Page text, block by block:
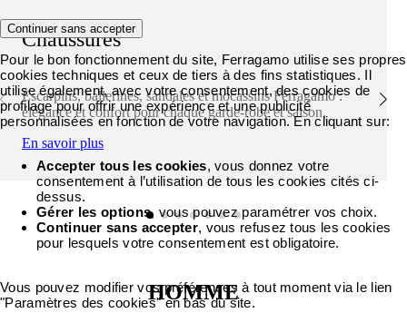
Chaussures
Escarpins, ballerines, sandales et mocassins Ferragamo :
élégance et confort pour chaque garde-robe et saison.
En savoir plus
HOMME
Continuer sans accepter
Pour le bon fonctionnement du site, Ferragamo utilise ses propres
cookies techniques et ceux de tiers à des fins statistiques. Il
utilise également, avec votre consentement, des cookies de
profilage pour offrir une expérience et une publicité
personnalisées en fonction de votre navigation. En cliquant sur:
Accepter tous les cookies, vous donnez votre
consentement à l’utilisation de tous les cookies cités ci-
dessus.
Gérer les options, vous pouvez paramétrer vos choix.
Continuer sans accepter, vous refusez tous les cookies
pour lesquels votre consentement est obligatoire.
Vous pouvez modifier vos préférences à tout moment via le lien
"Paramètres des cookies" en bas du site.